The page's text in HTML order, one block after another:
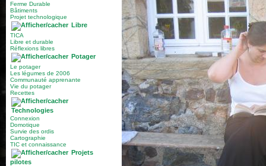
Ferme Durable
Bâtiments
Projet technologique
Libre
TICA
Libre et durable
Réflexions libres
Potager
Le potager
Les légumes de 2006
Communauté apprenante
Vie du potager
Recettes
Technologies
Connexion
Domotique
Survie des ordis
Cartographie
TIC et connaissance
Projets
pilotes